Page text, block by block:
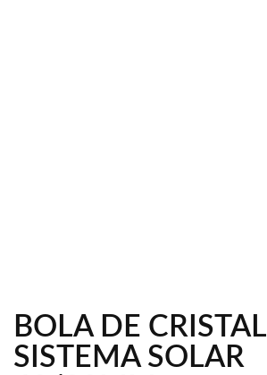
BOLA DE CRISTAL
SISTEMA SOLAR